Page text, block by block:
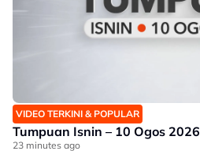
VIDEO TERKINI & POPULAR
Tumpuan Isnin – 10 Ogos 2026
23 minutes ago